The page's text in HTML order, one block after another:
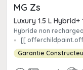
MG Zs
Luxury 1.5 L Hybrid+
Hybride non
[[
Garantie